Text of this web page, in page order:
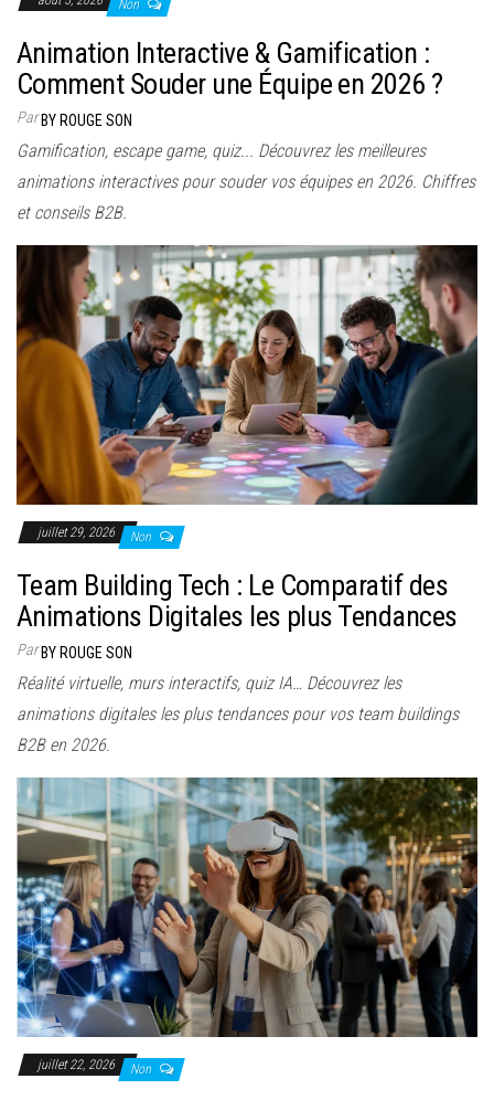
Non
Animation Interactive & Gamification :
Comment Souder une Équipe en 2026 ?
ParBY ROUGE SON
Gamification, escape game, quiz... Découvrez les meilleures
animations interactives pour souder vos équipes en 2026. Chiffres
et conseils B2B.
juillet 29, 2026 Non
Team Building Tech : Le Comparatif des
Animations Digitales les plus Tendances
ParBY ROUGE SON
Réalité virtuelle, murs interactifs, quiz IA… Découvrez les
animations digitales les plus tendances pour vos team buildings
B2B en 2026.
juillet 22, 2026 Non